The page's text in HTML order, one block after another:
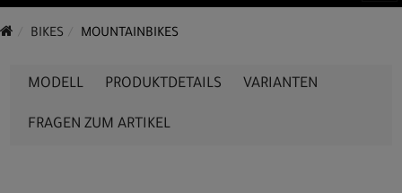
BIKES MOUNTAINBIKES
MODELL PRODUKTDETAILS VARIANTEN
FRAGEN ZUM ARTIKEL